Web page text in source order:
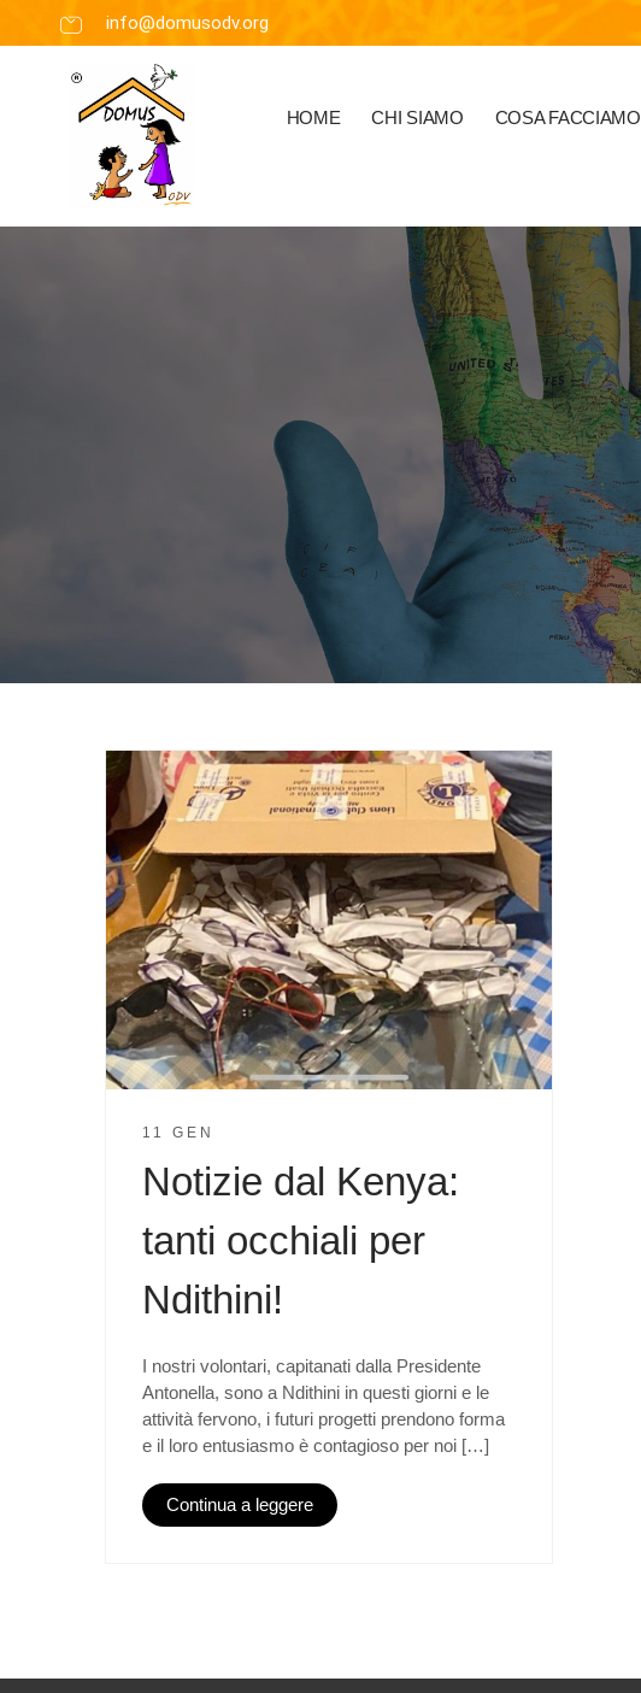
info@domusodv.org
HOME CHI SIAMO COSA FACCIAMO
11 GEN
Notizie dal Kenya:
tanti occhiali per
Ndithini!
I nostri volontari, capitanati dalla Presidente
Antonella, sono a Ndithini in questi giorni e le
attività fervono, i futuri progetti prendono forma
e il loro entusiasmo è contagioso per noi […]
Continua a leggere